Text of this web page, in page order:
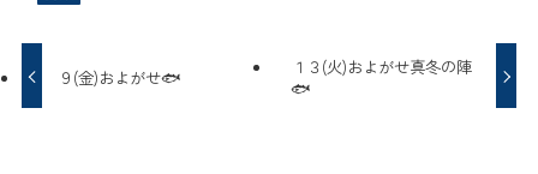
９(金)およがせ🐟
１３(火)およがせ真冬の陣
🐟